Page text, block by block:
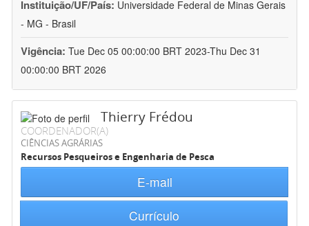
Instituição/UF/País: Universidade Federal de Minas Gerais
- MG - Brasil
Vigência: Tue Dec 05 00:00:00 BRT 2023-Thu Dec 31
00:00:00 BRT 2026
Thierry Frédou
COORDENADOR(A)
CIÊNCIAS AGRÁRIAS
Recursos Pesqueiros e Engenharia de Pesca
E-mail
Currículo